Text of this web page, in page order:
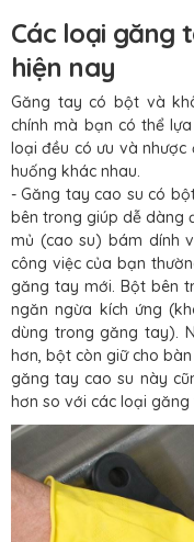
Các loại găng
hiện nay
Găng tay có bột và
chính mà bạn có thể
loại đều có ưu và
huống khác nhau.
- Găng tay cao su có
bên trong giúp dễ dàng
mủ (cao su) bám dính
công việc của bạn
găng tay mới. Bột bên
ngăn ngừa kích ứng
dùng trong găng tay).
hơn, bột còn giữ cho
găng tay cao su này
hơn so với các loại